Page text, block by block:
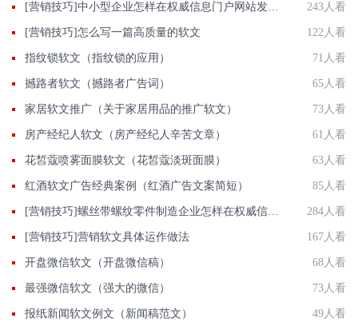
[营销技巧]中小型企业怎样在权威信息门户网站发稿? 243人看
[营销技巧]怎么写一篇高质量的软文 122人看
指纹锁软文（指纹锁的应用） 71人看
撼路者软文（撼路者广告词） 65人看
家居软文推广（关于家居用品的推广软文） 73人看
房产经纪人软文（房产经纪人辛苦文章） 61人看
花皙蔻喷雾面膜软文（花皙蔻淡斑面膜） 63人看
红酒软文广告经典案例（红酒广告文案简短） 85人看
[营销技巧]螺丝带螺纹零件制造企业怎样在权威信息门户网站发稿? 284人看
[营销技巧]营销软文具体运作做法 167人看
开盘微信软文（开盘微信稿） 68人看
最强微信软文（强大的微信） 73人看
报纸新闻软文例文（新闻稿范文） 49人看